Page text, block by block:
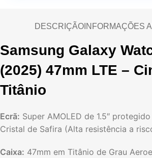
DESCRIÇÃOINFORMAÇÕES
Samsung Galaxy
(2025) 47mm LTE –
Titânio
Ecrã: Super AMOLED de 1.5″
Cristal de Safira (Alta resistência a
Caixa: 47mm em Titânio de Grau